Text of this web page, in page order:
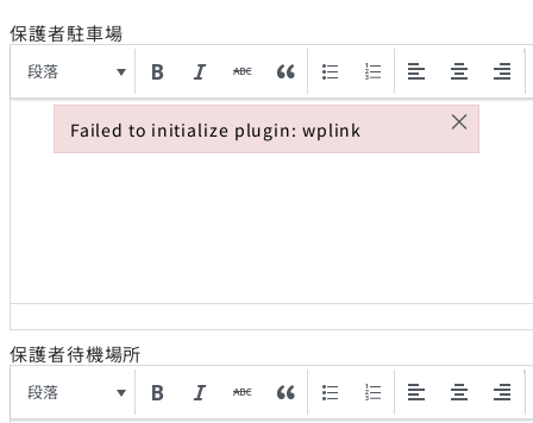
保護者駐車場
段落
保護者待機場所
段落
Failed to initialize plugin: wplink ×
Failed to initialize plugin: wplink